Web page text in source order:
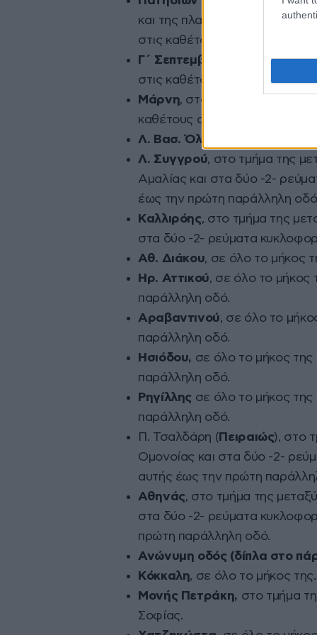
και της πλατείας Ομονοίας
στις καθέτους αυτής έως την
Γ΄ Σεπτεμβρίου
, στο τμήμα
στις καθέτους αυτής έως την
Μάρνη, στο τμήμα της μεταξύ
καθέτους αυτής έως την
Λ. Βασ. Όλγας
Λ. Συγγρού, στο τμήμα της
Αμαλίας και στα δύο -2-
έως την πρώτη παράλληλη
Καλλιρόης, στο τμήμα της
στα δύο -2- ρεύματα
Αθ. Διάκου, σε όλο το μήκος
Ηρ. Αττικού, σε όλο το μήκος
παράλληλη οδό.
Αραβαντινού, σε όλο το
παράλληλη οδό.
Ησιόδου, σε όλο το μήκος της
παράλληλη οδό.
Ρηγίλλης σε όλο το μήκος της
παράλληλη οδό.
Π. Τσαλδάρη ( Πειραιώς), στο
Ομονοίας και στα δύο -2-
αυτής έως την πρώτη
Αθηνάς, στο τμήμα της
στα δύο -2- ρεύματα
πρώτη παράλληλη οδό.
Ανώνυμη οδός (δίπλα στο
Κόκκαλη, σε όλο το μήκος της.
Μονής Πετράκη, στο τμήμα
Σοφίας.